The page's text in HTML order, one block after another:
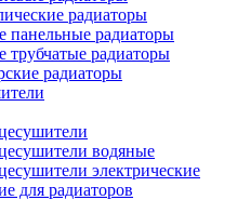
радиаторы
панельные радиаторы
трубчатые радиаторы
радиаторы
водяные
электрические
для радиаторов